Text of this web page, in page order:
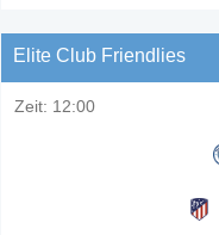
Elite Club Friendlies
Zeit: 12:00